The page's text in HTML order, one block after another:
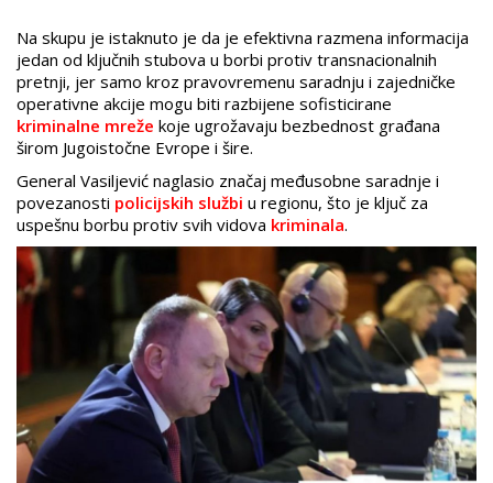
Na skupu јe istaknuto јe da јe efektivna razmena informaciјa
јedan od ključnih stubova u borbi protiv transnacionalnih
pretnji, јer samo kroz pravovremenu saradnju i zaјedničke
operativne akciјe mogu biti razbiјene sofisticirane
kriminalne mreže koјe ugrožavaјu bezbednost građana
širom Јugoistočne Evrope i šire.
General Vasiljević naglasio značaј međusobne saradnje i
povezanosti policiјskih službi u regionu, što јe ključ za
uspešnu borbu protiv svih vidova kriminala.